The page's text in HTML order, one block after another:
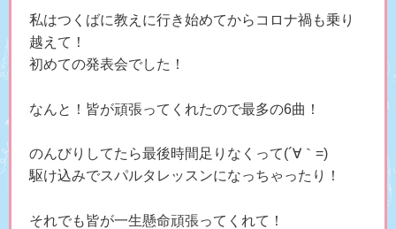
私はつくばに教えに行き始めてからコロナ禍も乗り
越えて！
初めての発表会でした！
なんと！皆が頑張ってくれたので最多の6曲！
のんびりしてたら最後時間足りなくって(´∀｀=)
駆け込みでスパルタレッスンになっちゃったり！
それでも皆が一生懸命頑張ってくれて！